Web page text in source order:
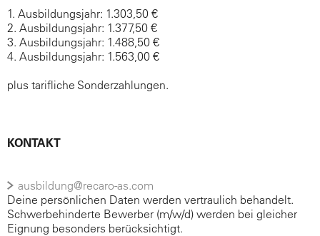
1. Ausbildungsjahr: 1.303,50 €
2. Ausbildungsjahr: 1.377,50 €
3. Ausbildungsjahr: 1.488,50 €
4. Ausbildungsjahr: 1.563,00 €
plus tarifliche Sonderzahlungen.
KONTAKT
ausbildung@recaro-as.com
Deine persönlichen Daten werden vertraulich behandelt.
Schwerbehinderte Bewerber (m/w/d) werden bei gleicher
Eignung besonders berücksichtigt.